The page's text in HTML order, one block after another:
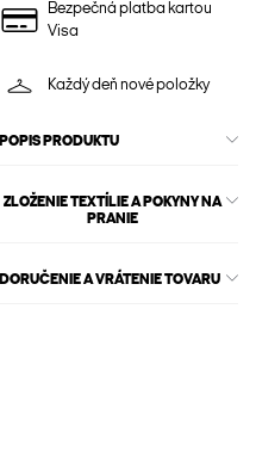
Bezpečná platba kartou
Visa
Každý deň nové položky
POPIS PRODUKTU
ZLOŽENIE TEXTÍLIE A POKYNY NA
PRANIE
DORUČENIE A VRÁTENIE TOVARU